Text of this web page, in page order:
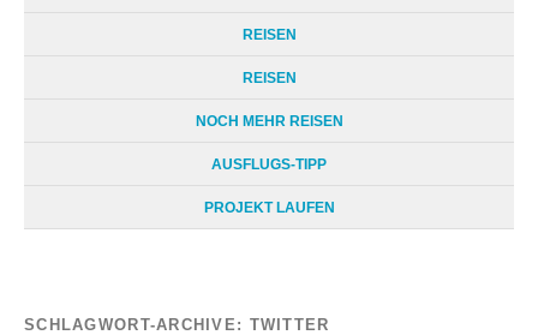
REISEN
REISEN
NOCH MEHR REISEN
AUSFLUGS-TIPP
PROJEKT LAUFEN
SCHLAGWORT-ARCHIVE: TWITTER